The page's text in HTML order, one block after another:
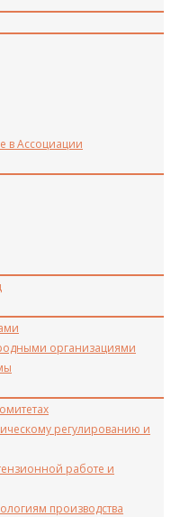
в Ассоциации
организациями
регулированию и
работе и
производства